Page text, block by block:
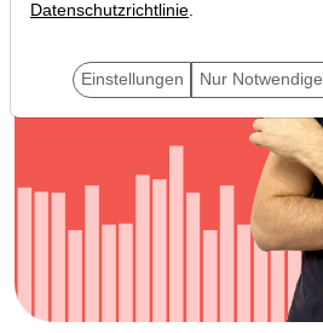
Datenschutzrichtlinie.
Einstellungen Nur Notwendige